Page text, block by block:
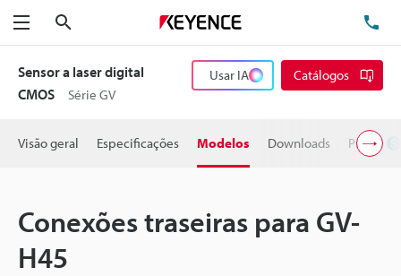
Menu
Sensor a laser digital
CMOS
Série GV
Usar IA Catálogos
Visão geral Especificações Modelos Downloads Preço
Conexões traseiras para GV-
H45